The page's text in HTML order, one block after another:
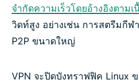
จำกัดความเร็วโดยอ้างอิงตามเ
วิดท์สูง อย่างเช่น การสตรีมกี
P2P ขนาดใหญ่
VPN จะปิดบังทราฟฟิค Linux